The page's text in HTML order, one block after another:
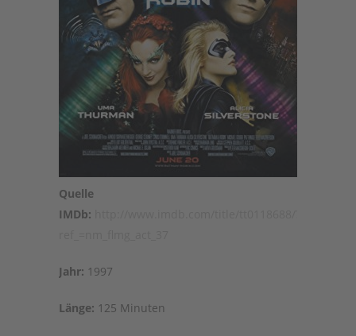
Quelle
IMDb:
Jahr: 1997
Länge: 125 Minuten